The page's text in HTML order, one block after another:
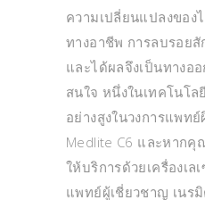
ความเปลี่ยนแปลงของ
ทางอาชีพ การลบรอย
และได้ผลจึงเป็นทางอ
สนใจ หนึ่งในเทคโนโ
อย่างสูงในวงการแพท
Medlite C6 และหาก
ให้บริการด้วยเครื่องเ
แพทย์ผู้เชี่ยวชาญ เนร